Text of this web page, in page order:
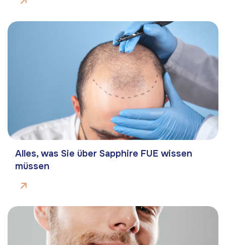
Alles, was Sie über Sapphire FUE wissen
müssen